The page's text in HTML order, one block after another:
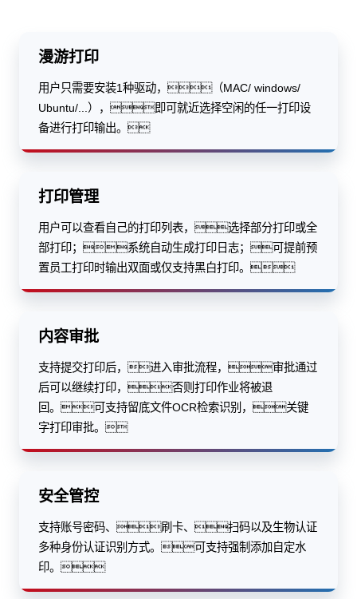
漫游打印
用户只需要安装1种驱动，（MAC/ windows/
Ubuntu/...），即可就近选择空闲的任一打印设
备进行打印输出。
打印管理
用户可以查看自己的打印列表，选择部分打印或全
部打印；系统自动生成打印日志；可提前预
置员工打印时输出双面或仅支持黑白打印。
内容审批
支持提交打印后，进入审批流程，审批通过
后可以继续打印，否则打印作业将被退
回。可支持留底文件OCR检索识别，关键
字打印审批。
安全管控
支持账号密码、刷卡、扫码以及生物认证
多种身份认证识别方式。可支持强制添加自定水
印。